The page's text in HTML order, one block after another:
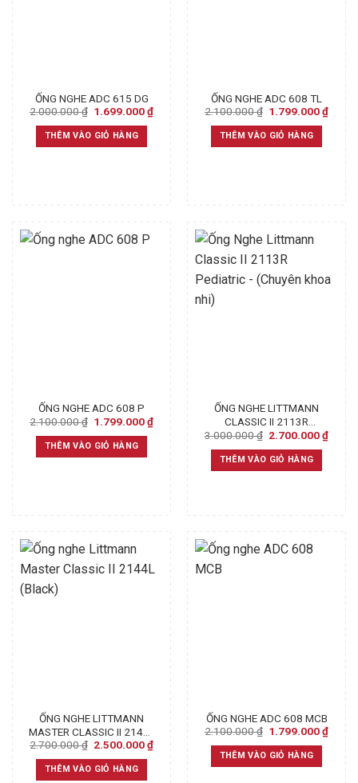
ỐNG NGHE ADC 615 DG
2.000.000₫ Original
was:
2.000.000 ₫.
1.699.000₫Current
THÊM VÀO GIỎ HÀNG
ỐNG NGHE ADC 608 TL
2.100.000₫ Original
was:
2.100.000 ₫.
1.799.000₫
THÊM VÀO GIỎ HÀNG
ỐNG NGHE ADC 608 P
2.100.000₫ Original
was:
2.100.000 ₫.
1.799.000₫Current
1.799.000 ₫.
THÊM VÀO GIỎ HÀNG
ỐNG NGHE LITTMANN
CLASSIC II 2113R
PEDIATRIC – (CHUYÊN
KHOA NHI)
3.000.000₫ Original
was:
3.000.000 ₫.
2.700.000₫
THÊM VÀO GIỎ HÀNG
ỐNG NGHE LITTMANN
MASTER CLASSIC II 2144L
(BLACK)
2.700.000₫ Original
was:
2.700.000 ₫.
2.500.000₫Current
THÊM VÀO GIỎ HÀNG
ỐNG NGHE ADC 608 MCB
2.100.000₫ Original
was:
2.100.000 ₫.
1.799.000₫
THÊM VÀO GIỎ HÀNG